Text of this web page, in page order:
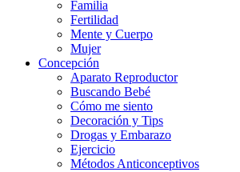
Familia
Fertilidad
Mente y Cuerpo
Mujer
Concepción
Aparato Reproductor
Buscando Bebé
Cómo me siento
Decoración y Tips
Drogas y Embarazo
Ejercicio
Métodos Anticonceptivos